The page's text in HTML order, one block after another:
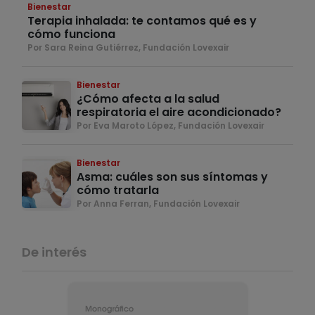
Bienestar
Terapia inhalada: te contamos qué es y
cómo funciona
Por Sara Reina Gutiérrez, Fundación Lovexair
Bienestar
¿Cómo afecta a la salud
respiratoria el aire acondicionado?
Por Eva Maroto López, Fundación Lovexair
Bienestar
Asma: cuáles son sus síntomas y
cómo tratarla
Por Anna Ferran, Fundación Lovexair
De interés